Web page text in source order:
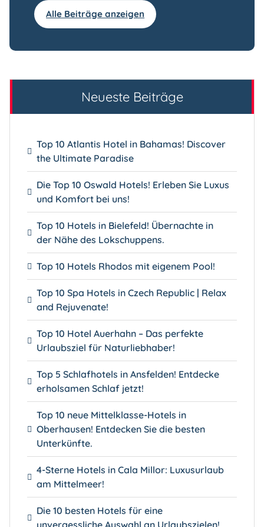
Alle Beiträge anzeigen
Neueste Beiträge
Top 10 Atlantis Hotel in Bahamas! Discover
the Ultimate Paradise
Die Top 10 Oswald Hotels! Erleben Sie Luxus
und Komfort bei uns!
Top 10 Hotels in Bielefeld! Übernachte in
der Nähe des Lokschuppens.
Top 10 Hotels Rhodos mit eigenem Pool!
Top 10 Spa Hotels in Czech Republic | Relax
and Rejuvenate!
Top 10 Hotel Auerhahn – Das perfekte
Urlaubsziel für Naturliebhaber!
Top 5 Schlafhotels in Ansfelden! Entdecke
erholsamen Schlaf jetzt!
Top 10 neue Mittelklasse-Hotels in
Oberhausen! Entdecken Sie die besten
Unterkünfte.
4-Sterne Hotels in Cala Millor: Luxusurlaub
am Mittelmeer!
Die 10 besten Hotels für eine